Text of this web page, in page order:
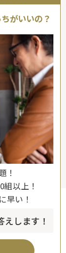
がいいの？
！
以上！
早い！
します！